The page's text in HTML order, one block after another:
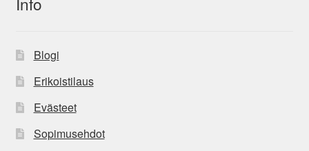
Blogi
Erikoistilaus
Evästeet
Sopimusehdot